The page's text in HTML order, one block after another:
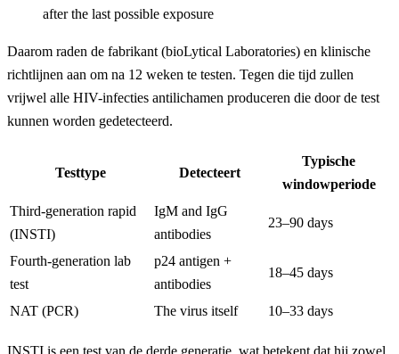
after the last possible exposure
Daarom raden de fabrikant (bioLytical Laboratories) en klinische
richtlijnen aan om na 12 weken te testen. Tegen die tijd zullen
vrijwel alle HIV-infecties antilichamen produceren die door de test
kunnen worden gedetecteerd.
Testtype Detecteert
Typische
windowperiode
Third-generation rapid
(INSTI)
IgM and IgG
antibodies
23–90 days
Fourth-generation lab
test
p24 antigen +
antibodies
18–45 days
NAT (PCR) The virus itself 10–33 days